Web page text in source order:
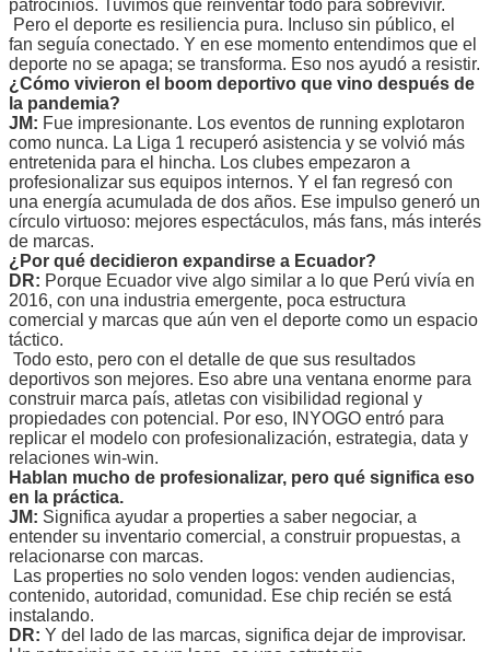
patrocinios. Tuvimos que reinventar todo para sobrevivir.
Pero el deporte es resiliencia pura. Incluso sin público, el
fan seguía conectado. Y en ese momento entendimos que el
deporte no se apaga; se transforma. Eso nos ayudó a resistir.
¿Cómo vivieron el boom deportivo que vino después de
la pandemia?
JM: Fue impresionante. Los eventos de running explotaron
como nunca. La Liga 1 recuperó asistencia y se volvió más
entretenida para el hincha. Los clubes empezaron a
profesionalizar sus equipos internos. Y el fan regresó con
una energía acumulada de dos años. Ese impulso generó un
círculo virtuoso: mejores espectáculos, más fans, más interés
de marcas.
¿Por qué decidieron expandirse a Ecuador?
DR: Porque Ecuador vive algo similar a lo que Perú vivía en
2016, con una industria emergente, poca estructura
comercial y marcas que aún ven el deporte como un espacio
táctico.
Todo esto, pero con el detalle de que sus resultados
deportivos son mejores. Eso abre una ventana enorme para
construir marca país, atletas con visibilidad regional y
propiedades con potencial. Por eso, INYOGO entró para
replicar el modelo con profesionalización, estrategia, data y
relaciones win-win.
Hablan mucho de profesionalizar, pero qué significa eso
en la práctica.
JM: Significa ayudar a properties a saber negociar, a
entender su inventario comercial, a construir propuestas, a
relacionarse con marcas.
Las properties no solo venden logos: venden audiencias,
contenido, autoridad, comunidad. Ese chip recién se está
instalando.
DR: Y del lado de las marcas, significa dejar de improvisar.